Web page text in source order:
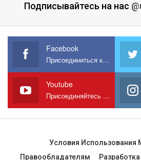
Подписывайтесь на нас
Facebook
Присоединиться к нам на Facebook
Youtube
Присоединяйтесь к нам на YouTube
Условия Использования
Правообладателям